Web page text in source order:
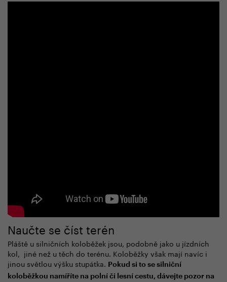
Naučte se číst terén
Pláště u silničních koloběžek jsou, podobně jako u jízdních
kol, jiné než u těch do terénu. Koloběžky však mají navíc i
jinou světlou výšku stupátka. Pokud si to se silniční
koloběžkou namíříte na polní či lesní cestu, dávejte pozor na